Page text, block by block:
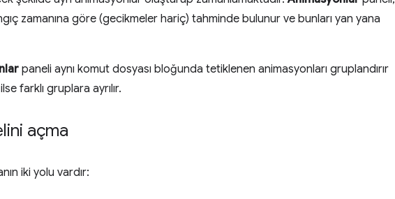
zamanına göre (gecikmeler hariç) tahminde bulunur ve bunları yan yana
paneli aynı komut dosyası bloğunda tetiklenen animasyonları gruplandırır
farklı gruplara ayrılır.
açma
iki yolu vardır: